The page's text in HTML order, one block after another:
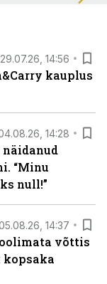
29.07.26, 14:56
kauplus
14:28
“Minu
null!”
14:37
võttis